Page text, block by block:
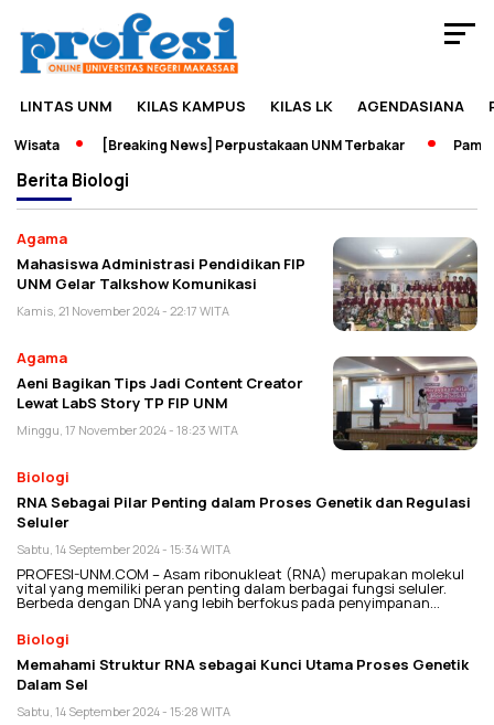
LINTAS UNM KILAS KAMPUS KILAS LK AGENDASIANA
[Breaking News] Perpustakaan UNM Terbakar
Berita Biologi
Agama
Mahasiswa Administrasi Pendidikan FIP
UNM Gelar Talkshow Komunikasi
Kamis, 21 November 2024 - 22:17 WITA
Agama
Aeni Bagikan Tips Jadi Content Creator
Lewat LabS Story TP FIP UNM
Minggu, 17 November 2024 - 18:23 WITA
Biologi
RNA Sebagai Pilar Penting dalam Proses Genetik dan Regulasi
Seluler
Sabtu, 14 September 2024 - 15:34 WITA
PROFESI-UNM.COM – Asam ribonukleat (RNA) merupakan molekul
vital yang memiliki peran penting dalam berbagai fungsi seluler.
Berbeda dengan DNA yang lebih berfokus pada penyimpanan…
Biologi
Memahami Struktur RNA sebagai Kunci Utama Proses Genetik
Dalam Sel
Sabtu, 14 September 2024 - 15:28 WITA